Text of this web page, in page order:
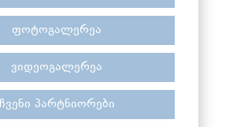
ფოტოგალერეა
ვიდეოგალერეა
ჩვენი პარტნიორები